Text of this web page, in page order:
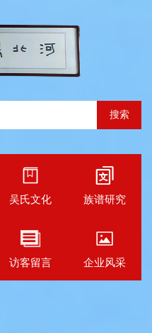
搜索
吴氏文化 族谱研究
访客留言 企业风采